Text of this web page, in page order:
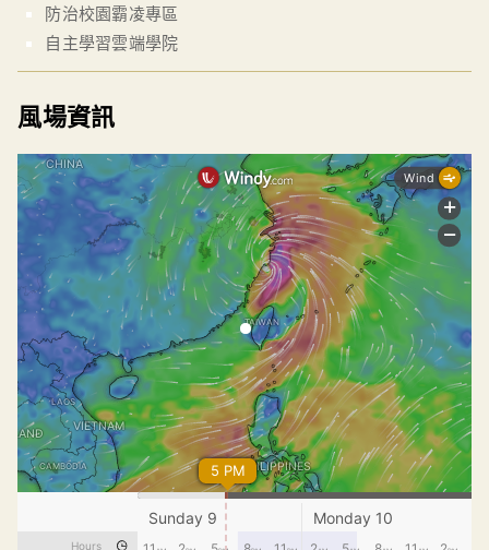
防治校園霸凌專區
自主學習雲端學院
風場資訊